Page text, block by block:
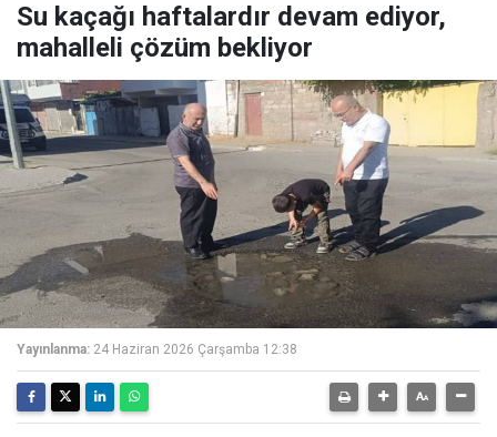
Su kaçağı haftalardır devam ediyor,
mahalleli çözüm bekliyor
Yayınlanma: 24 Haziran 2026 Çarşamba 12:38